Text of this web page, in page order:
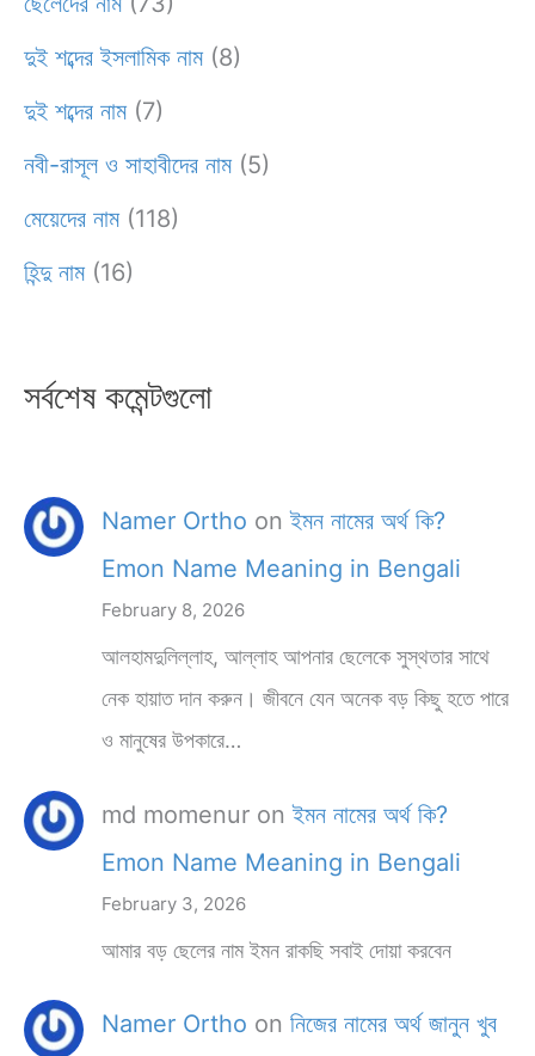
দুই শব্দের ইসলামিক নাম(8)
দুই শব্দের নাম(7)
নবী-রাসূল ও সাহাবীদের নাম(5)
মেয়েদের নাম(118)
হিন্দু নাম(16)
সর্বশেষ কমেন্টগুলো
Namer Ortho onইমন নামের অর্থ কি?
Emon Name Meaning in Bengali
February 8, 2026
আলহামদুলিল্লাহ, আল্লাহ আপনার ছেলেকে সুস্থতার সাথে
নেক হায়াত দান করুন। জীবনে যেন অনেক বড় কিছু হতে পারে
ও মানুষের উপকারে…
md momenur onইমন নামের অর্থ কি?
Emon Name Meaning in Bengali
February 3, 2026
আমার বড় ছেলের নাম ইমন রাকছি সবাই দোয়া করবেন
Namer Ortho on নিজের নামের অর্থ জানুন খুব